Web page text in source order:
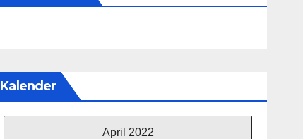
Kalender
April 2022